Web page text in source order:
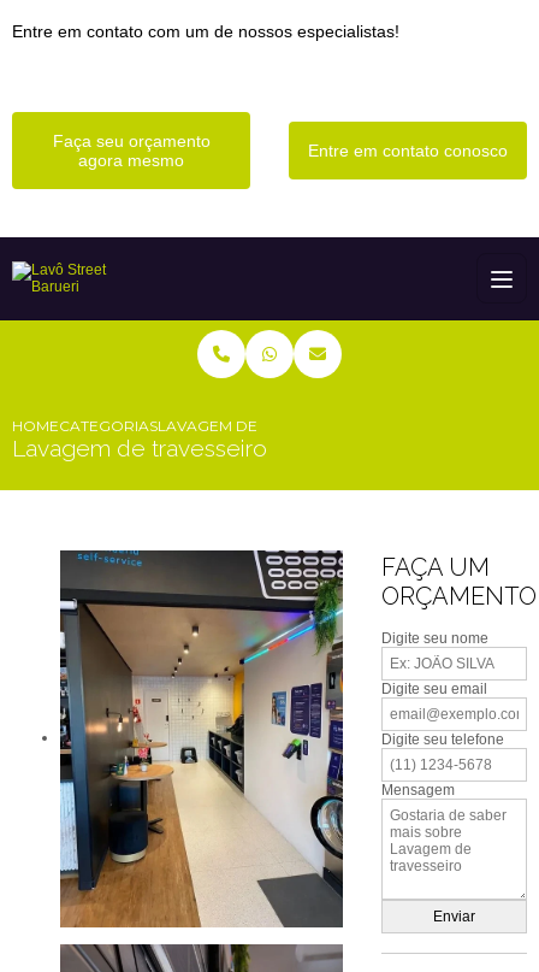
Entre em contato com um de nossos especialistas!
Faça seu orçamento
agora mesmo
Entre em contato conosco
HOMECATEGORIASLAVAGEM DE TRAVESSEIRO
Lavagem de travesseiro
FAÇA UM
ORÇAMENTO
Digite seu nome
Digite seu email
Digite seu telefone
Mensagem